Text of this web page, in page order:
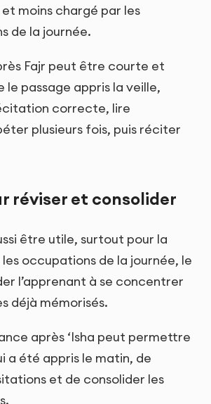
moins chargé par les
de la journée.
Fajr peut être courte et
passage appris la veille,
correcte, lire
plusieurs fois, puis réciter
réviser et consolider
être utile, surtout pour la
occupations de la journée, le
l’apprenant à se concentrer
déjà mémorisés.
après ‘Isha peut permettre
a été appris le matin, de
et de consolider les